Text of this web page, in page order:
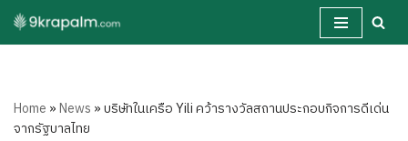
Skip
Home »News »บริษัทในเครือ Yili คว้ารางวัลสถานประกอบกิจการดีเด่น
จากรัฐบาลไทย